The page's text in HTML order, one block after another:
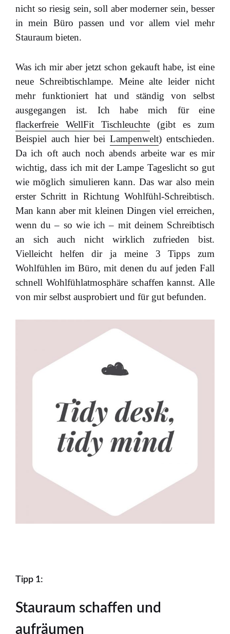
nicht so riesig sein, soll aber moderner sein, besser
in mein Büro passen und vor allem viel mehr
Stauraum bieten.
Was ich mir aber jetzt schon gekauft habe, ist eine
neue Schreibtischlampe. Meine alte leider nicht
mehr funktioniert hat und ständig von selbst
ausgegangen ist. Ich habe mich für eine
flackerfreie WellFit Tischleuchte (gibt es zum
Beispiel auch hier beiLampenwelt) entschieden.
Da ich oft auch noch abends arbeite war es mir
wichtig, dass ich mit der Lampe Tageslicht so gut
wie möglich simulieren kann. Das war also mein
erster Schritt in Richtung Wohlfühl-Schreibtisch.
Man kann aber mit kleinen Dingen viel erreichen,
wenn du – so wie ich – mit deinem Schreibtisch
an sich auch nicht wirklich zufrieden bist.
Vielleicht helfen dir ja meine 3 Tipps zum
Wohlfühlen im Büro, mit denen du auf jeden Fall
schnell Wohlfühlatmosphäre schaffen kannst. Alle
von mir selbst ausprobiert und für gut befunden.
Tipp 1:
Stauraum schaffen und
aufräumen